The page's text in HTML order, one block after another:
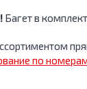
Багет в
по